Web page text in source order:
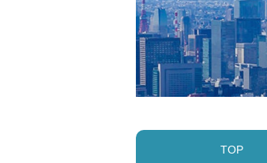
TOP